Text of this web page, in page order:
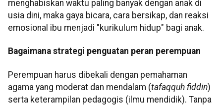
menghabiskan waktu paling banyak dengan anak di
usia dini, maka gaya bicara, cara bersikap, dan reaksi
emosional ibu menjadi "kurikulum hidup" bagi anak.
Bagaimana strategi penguatan peran perempuan
Perempuan harus dibekali dengan pemahaman
agama yang moderat dan mendalam (tafaqquh fiddin)
serta keterampilan pedagogis (ilmu mendidik). Tanpa